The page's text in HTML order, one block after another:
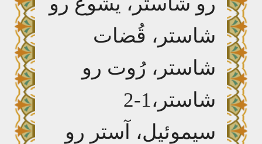
شاستر، قُضات
شاستر، رُوت رو
شاستر،1-2
سيموئيل، آستر رو